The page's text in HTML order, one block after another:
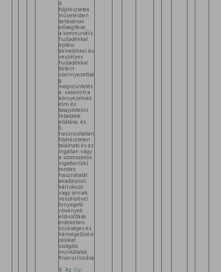
4.
földrészletek
művelésben
tartásának
elősegítése,
a kommunális
hulladékkal,
építési
törmelékkel és
veszélyes
hulladékkal
történt
szennyezettsé
g
megszüntetés
e, valamint a
környezetvéd
elmi és
talajvédelmi
feladatok
ellátása, és
5.
hasznosítatlan
földrészleten
található és az
ingatlan vagy
a szomszédos
ingatlan(ok)
rendes
használatát
akadályozó,
kárt okozó
vagy annak
veszélyével
fenyegető
növények
eltávolítása
érdekében
szükséges és
kármegelőzési
célokat
szolgáló
munkálatok
finanszírozása
6. Az Ögt.